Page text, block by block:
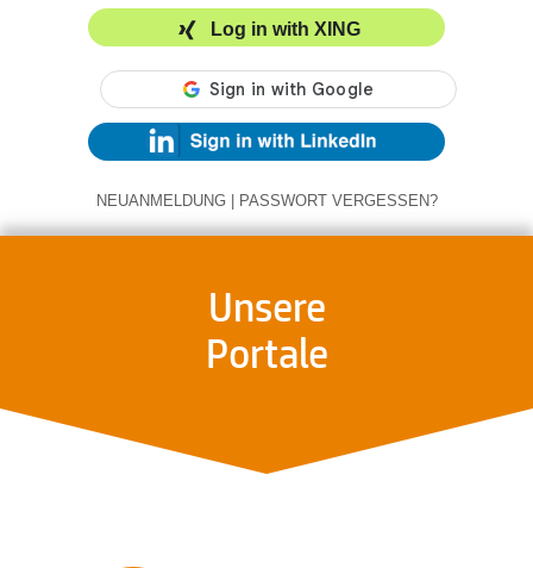
Log in with XING
NEUANMELDUNG | PASSWORT VERGESSEN?
Unsere
Portale